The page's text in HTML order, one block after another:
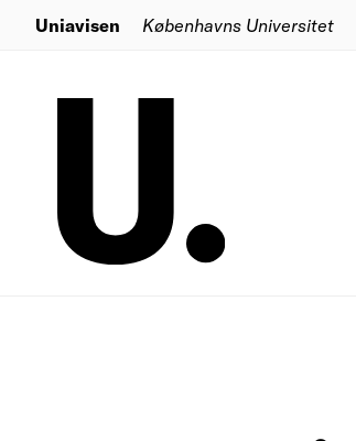
Uniavisen Københavns Universitet